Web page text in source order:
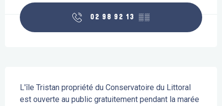
02 98 92 13 ▒▒
L'île Tristan propriété du Conservatoire du Littoral
est ouverte au public gratuitement pendant la marée